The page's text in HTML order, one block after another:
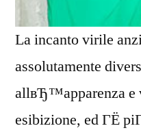
La incanto virile
assolutamente
allвЂ™apparenza e
esibizione, ed ГЁ